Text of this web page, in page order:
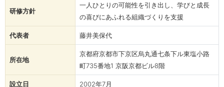
研修方針
一人ひとりの可能性を引き出し、学びと成長
の喜びにあふれる組織づくりを支援
代表者 藤井美保代
所在地
京都府京都市下京区烏丸通七条下ル東塩小路
町735番地1 京阪京都ビル8階
設立日 2002年7月